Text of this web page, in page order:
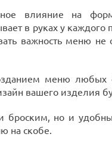
влияние на
в руках у каждого
важность меню
меню
вашего изделия
но и
на скобе.